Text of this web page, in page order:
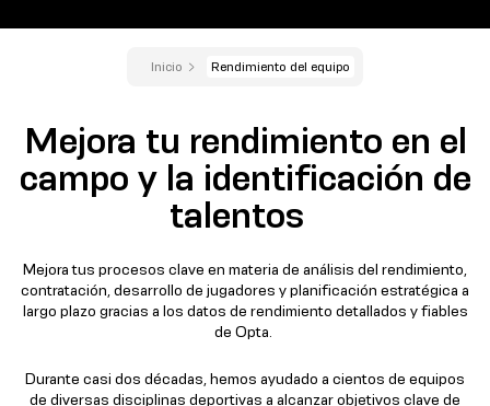
Inicio Rendimiento del equipo
Mejora tu rendimiento en el
campo y la identificación de
talentos
Mejora tus procesos clave en materia de análisis del rendimiento,
contratación, desarrollo de jugadores y planificación estratégica a
largo plazo gracias a los datos de rendimiento detallados y fiables
de Opta.
Durante casi dos décadas, hemos ayudado a cientos de equipos
de diversas disciplinas deportivas a alcanzar objetivos clave de